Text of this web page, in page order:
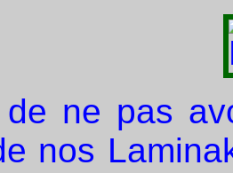
de ne pas
nos